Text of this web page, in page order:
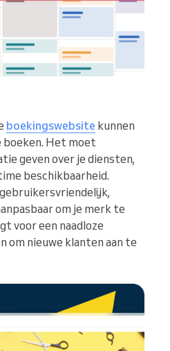
boekingswebsite kunnen
boeken. Het moet
geven over je diensten,
beschikbaarheid.
om je merk te
voor een naadloze
om nieuwe klanten aan te